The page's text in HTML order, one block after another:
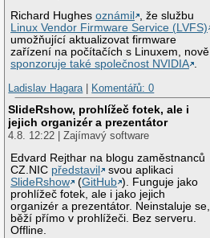
Richard Hughesoznámil
, že službu
Linux Vendor Firmware Service (LVFS)
umožňující aktualizovat firmware
zařízení na počítačích s Linuxem, nově
sponzoruje také společnost NVIDIA .
Ladislav Hagara| Komentářů: 0
SlideRshow, prohlížeč fotek, ale i
jejich organizér a prezentátor
4.8. 12:22 | Zajímavý software
Edvard Rejthar na blogu zaměstnanců
CZ.NIC představil
svou aplikaci
SlideRshow
(GitHub ). Funguje jako
prohlížeč fotek, ale i jako jejich
organizér a prezentátor. Neinstaluje se,
běží přímo v prohlížeči. Bez serveru.
Offline.